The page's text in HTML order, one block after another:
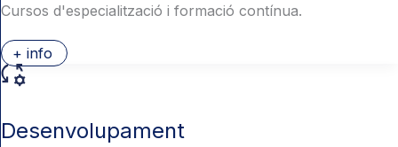
Cursos d'especialització i formació contínua.
+ info
Desenvolupament